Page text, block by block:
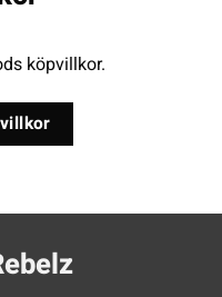
köpvillkor.